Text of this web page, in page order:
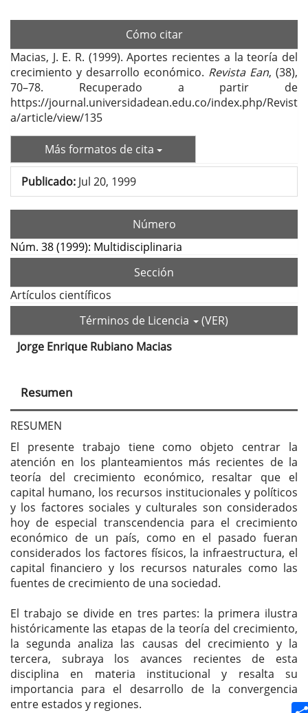
Cómo citar
Macias, J. E. R. (1999). Aportes recientes a la teoría del
crecimiento y desarrollo económico. Revista Ean, (38),
70–78. Recuperado a partir de
https://journal.universidadean.edu.co/index.php/Revist
a/article/view/135
Más formatos de cita
Publicado: Jul 20, 1999
Número
Núm. 38 (1999): Multidisciplinaria
Sección
Artículos científicos
Términos de Licencia
(VER)
Contenido
principal
del
artículo
Jorge Enrique Rubiano Macias
Resumen
RESUMEN
El presente trabajo tiene como objeto centrar la
atención en los planteamientos más recientes de la
teoría del crecimiento económico, resaltar que el
capital humano, los recursos institucionales y políticos
y los factores sociales y culturales son considerados
hoy de especial transcendencia para el crecimiento
económico de un país, como en el pasado fueran
considerados los factores físicos, la infraestructura, el
capital financiero y los recursos naturales como las
fuentes de crecimiento de una sociedad.
El trabajo se divide en tres partes: la primera ilustra
históricamente las etapas de la teoría del crecimiento,
la segunda analiza las causas del crecimiento y la
tercera, subraya los avances recientes de esta
disciplina en materia institucional y resalta su
importancia para el desarrollo de la convergencia
entre estados y regiones.